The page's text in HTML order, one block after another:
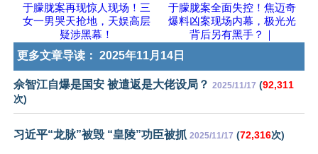
于朦胧案再现惊人现场！三
女一男哭天抢地，天娱高层
疑涉黑幕！
于朦胧案全面失控！焦迈奇
爆料凶案现场内幕，极光光
背后另有黑手？｜
更多文章导读： 2025年11月14日
佘智江自爆是国安 被遣返是大佬设局？ 2025/11/17 (92,311
次)
习近平“龙脉”被毁 “皇陵”功臣被抓 2025/11/17 (72,316次)